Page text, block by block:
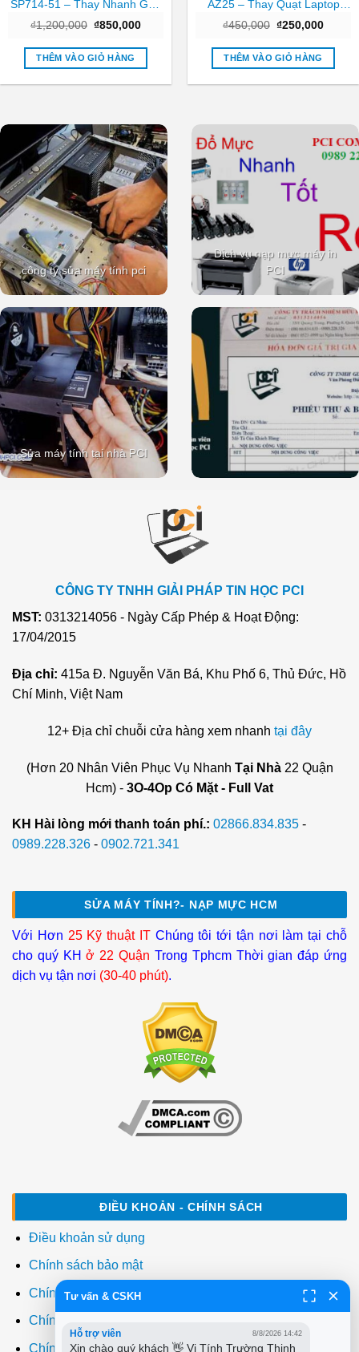
SP714-51 – Thay Nhanh Gần
₫1,200,000 Giá
là:
₫1,200,000.
₫850,000Giá
tại
₫850,000.
THÊM VÀO GIỎ HÀNG
AZ25 – Thay Quạt Laptop
Tốt
₫450,000 Giá
là:
₫450,000.
₫250,000Giá
tại
THÊM VÀO GIỎ HÀNG
công ty sửa máy tính pci
Dịch vụ nạp mực máy in
PCI
Sửa máy tính tại nhà PCI
CÔNG TY TNHH GIẢI PHÁP TIN HỌC PCI
MST: 0313214056 - Ngày Cấp Phép & Hoạt Động:
17/04/2015
Địa chỉ: 415a Đ. Nguyễn Văn Bá, Khu Phố 6, Thủ Đức, Hồ
Chí Minh, Việt Nam
12+ Địa chỉ chuỗi cửa hàng xem nhanh tại đây
(Hơn 20 Nhân Viên Phục Vụ Nhanh Tại Nhà22 Quận
Hcm) - 3O-4Op Có Mặt - Full Vat
KH Hài lòng mới thanh toán phí.: 02866.834.835 -
0989.228.326 - 0902.721.341
SỬA MÁY TÍNH?- NẠP MỰC HCM
Với Hơn 25 Kỹ thuật ITChúng tôi tới tận nơi làm tại chỗ
cho quý KHở 22 Quận Trong Tphcm Thời gian đáp ứng
dịch vụ tận nơi (30-40 phút).
ĐIỀU KHOẢN - CHÍNH SÁCH
Điều khoản sử dụng
Chính sách bảo mật
Chính sách thanh toán
Chính sách giao hàng
Chính sách đổi trả
Tư vấn & CSKH
Hỗ trợ viên 8/8/2026 14:42
Xin chào quý khách 👋 Vi Tính Trường Thịnh